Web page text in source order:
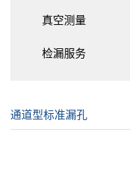
真空测量
检漏服务
通道型标准漏孔